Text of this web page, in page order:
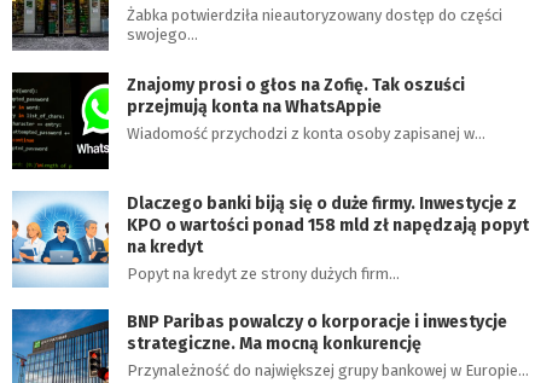
Żabka potwierdziła nieautoryzowany dostęp do części
swojego…
Znajomy prosi o głos na Zofię. Tak oszuści
przejmują konta na WhatsAppie
Wiadomość przychodzi z konta osoby zapisanej w…
Dlaczego banki biją się o duże firmy. Inwestycje z
KPO o wartości ponad 158 mld zł napędzają popyt
na kredyt
Popyt na kredyt ze strony dużych firm…
BNP Paribas powalczy o korporacje i inwestycje
strategiczne. Ma mocną konkurencję
Przynależność do największej grupy bankowej w Europie…